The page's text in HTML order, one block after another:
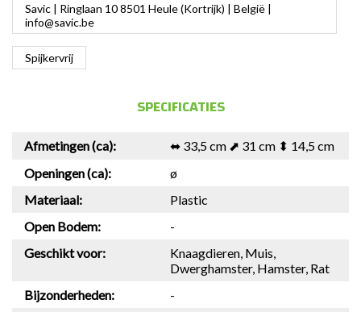
Savic | Ringlaan 10 8501 Heule (Kortrijk) | België |
info@savic.be
Spijkervrij
SPECIFICATIES
Afmetingen (ca):
⬌ 33,5 cm ⬈ 31 cm ⬍ 14,5 cm
Openingen (ca):
ø
Materiaal:
Plastic
Open Bodem:
-
Geschikt voor:
Knaagdieren, Muis,
Dwerghamster, Hamster, Rat
Bijzonderheden:
-